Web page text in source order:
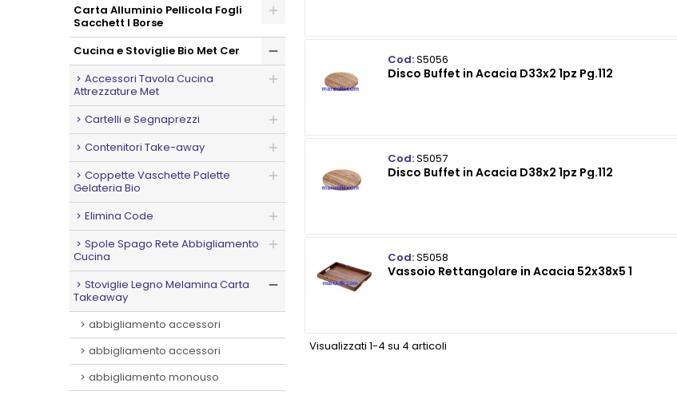
Carta Alluminio Pellicola Fogli
Sacchett I Borse
Cucina e Stoviglie Bio Met Cer
Accessori Tavola Cucina
Attrezzature Met
Cartelli e Segnaprezzi
Contenitori Take-away
Coppette Vaschette Palette
Gelateria Bio
Elimina Code
Spole Spago Rete Abbigliamento
Cucina
Stoviglie Legno Melamina Carta
Takeaway
abbigliamento accessori
abbigliamento accessori
abbigliamento monouso
Cod:S5056
Disco Buffet in Acacia D33x2 1pz Pg.112
Cod:S5057
Disco Buffet in Acacia D38x2 1pz Pg.112
Cod:S5058
Vassoio Rettangolare in Acacia 52x38x5 1
Visualizzati 1-4 su 4 articoli